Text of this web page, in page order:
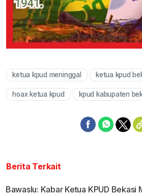
ketua kpud meninggal ketua kpud
hoax ketua kpud kpud kabupaten
Berita Terkait
Bawaslu: Kabar Ketua KPUD Bekasi